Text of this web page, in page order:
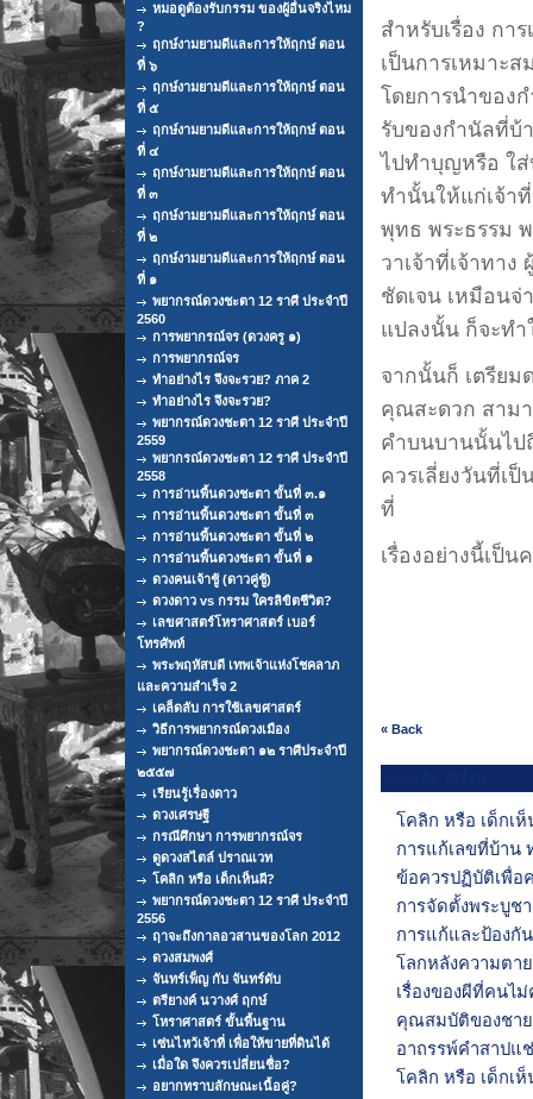
หมอดูต้องรับกรรม ของผู้อื่นจริงไหม
?
ฤกษ์งามยามดีและการให้ฤกษ์ ตอน
ที่ ๖
ฤกษ์งามยามดีและการให้ฤกษ์ ตอน
ที่ ๕
ฤกษ์งามยามดีและการให้ฤกษ์ ตอน
ที่ ๔
ฤกษ์งามยามดีและการให้ฤกษ์ ตอน
ที่ ๓
ฤกษ์งามยามดีและการให้ฤกษ์ ตอน
ที่ ๒
ฤกษ์งามยามดีและการให้ฤกษ์ ตอน
ที่ ๑
พยากรณ์ดวงชะตา 12 ราศี ประจำปี
2560
การพยากรณ์จร (ดวงครู ๑)
การพยากรณ์จร
ทำอย่างไร จึงจะรวย? ภาค 2
ทำอย่างไร จึงจะรวย?
พยากรณ์ดวงชะตา 12 ราศี ประจำปี
2559
พยากรณ์ดวงชะตา 12 ราศี ประจำปี
2558
การอ่านพื้นดวงชะตา ขั้นที่ ๓.๑
การอ่านพื้นดวงชะตา ขั้นที่ ๓
การอ่านพื้นดวงชะตา ขั้นที่ ๒
การอ่านพื้นดวงชะตา ขั้นที่ ๑
ดวงคนเจ้าชู้ (ดาวคู่ชู้)
ดวงดาว vs กรรม ใครลิขิตชีวิต?
เลขศาสตร์โหราศาสตร์ เบอร์
โทรศัพท์
พระพฤหัสบดี เทพเจ้าแห่งโชคลาภ
และความสำเร็จ 2
เคล็ดลับ การใช้เลขศาสตร์
วิธีการพยากรณ์ดวงเมือง
พยากรณ์ดวงชะตา ๑๒ ราศีประจำปี
๒๕๕๗
เรียนรู้เรื่องดาว
ดวงเศรษฐี
กรณีศึกษา การพยากรณ์จร
ดูดวงสไตล์ ปราณเวท
โคลิก หรือ เด็กเห็นผี?
พยากรณ์ดวงชะตา 12 ราศี ประจำปี
2556
ฤาจะถึงกาลอวสานของโลก 2012
ดวงสมพงศ์
จันทร์เพ็ญ กับ จันทร์ดับ
ตรียางค์ นวางศ์ ฤกษ์
โหราศาสตร์ ขั้นพื้นฐาน
เซ่นไหว้เจ้าที่ เพื่อให้ขายที่ดินได้
เมื่อใด จึงควรเปลี่ยนชื่อ?
อยากทราบลักษณะเนื้อคู่?
สำหรับเรื่อง กา
เป็นการเหมาะ
โดยการนำของ
รับของกำนัลที่บ้
ไปทำบุญหรือ ใ
ทำนั้นให้แก่เจ้า
พุทธ พระธรรม
วาเจ้าที่เจ้าทา
ชัดเจน เหมือน
แปลงนั้น ก็จะทำ
จากนั้นก็ เตรีย
คุณสะดวก สาม
คำบนบานนั้นไ
ควรเลี่ยงวันที่เ
ที่
เรื่องอย่างนี้เป็
« Back
โคลิก หรือ เด็กเห็
การแก้เลขที่บ้าน
ข้อควรปฏิบัติเพื่อ
การจัดตั้งพระบูชา
การแก้และป้องกั
โลกหลังความตาย
เรื่องของผีที่คนไ
คุณสมบัติของชา
อาถรรพ์คำสาปแ
โคลิก หรือ เด็กเห็